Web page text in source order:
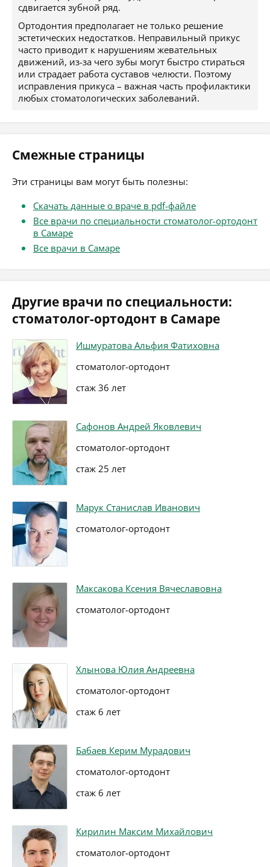
сдвигается зубной ряд.
Ортодонтия предполагает не только решение
эстетических недостатков. Неправильный прикус
часто приводит к нарушениям жевательных
движений, из-за чего зубы могут быстро стираться
или страдает работа суставов челюсти. Поэтому
исправления прикуса – важная часть профилактики
любых стоматологических заболеваний.
Смежные страницы
Эти страницы вам могут быть полезны:
Скачать данные о враче в pdf-файле
Все врачи по специальности стоматолог-ортодонт
в Самаре
Все врачи в Самаре
Другие врачи по специальности:
стоматолог-ортодонт в Самаре
Ишмуратова Альфия Фатиховна
стоматолог-ортодонт
стаж 36 лет
Сафонов Андрей Яковлевич
стоматолог-ортодонт
стаж 25 лет
Марук Станислав Иванович
стоматолог-ортодонт
Максакова Ксения Вячеславовна
стоматолог-ортодонт
Хлынова Юлия Андреевна
стоматолог-ортодонт
стаж 6 лет
Бабаев Керим Мурадович
стоматолог-ортодонт
стаж 6 лет
Кирилин Максим Михайлович
стоматолог-ортодонт